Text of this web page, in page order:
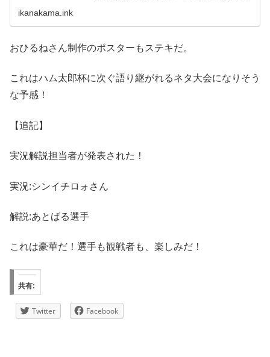
ikanakama.ink
おひるねさん制作のポスターもステキだ。
これはハム太郎杯に次ぐ語り継がれるネタ大会になりそう
な予感！
【追記】
実況解説担当者が発表された！
実況:シンイチロォさん
解説:あとばる選手
これは豪華だ！選手も観戦者も、楽しみだ！
共有:
Twitter Facebook